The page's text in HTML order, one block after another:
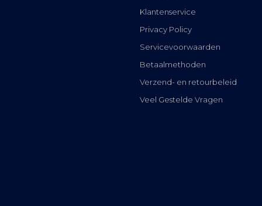
Klantenservice
Privacy Policy
Servicevoorwaarden
Betaalmethoden
Verzend- en retourbeleid
Veel Gestelde Vragen